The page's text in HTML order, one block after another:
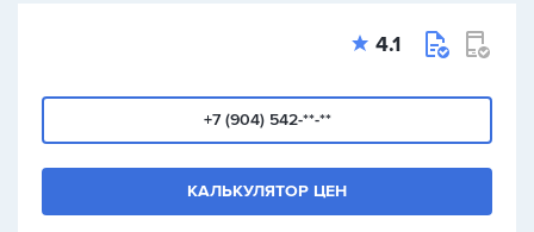
4.1
+7 (904) 542-**-**
КАЛЬКУЛЯТОР ЦЕН